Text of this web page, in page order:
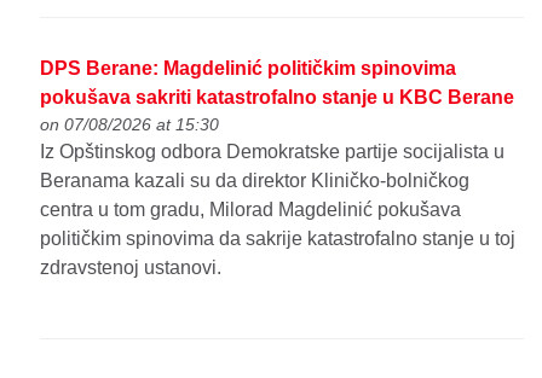
DPS Berane: Magdelinić političkim spinovima
pokušava sakriti katastrofalno stanje u KBC Berane
on 07/08/2026 at 15:30
Iz Opštinskog odbora Demokratske partije socijalista u
Beranama kazali su da direktor Kliničko-bolničkog
centra u tom gradu, Milorad Magdelinić pokušava
političkim spinovima da sakrije katastrofalno stanje u toj
zdravstenoj ustanovi.